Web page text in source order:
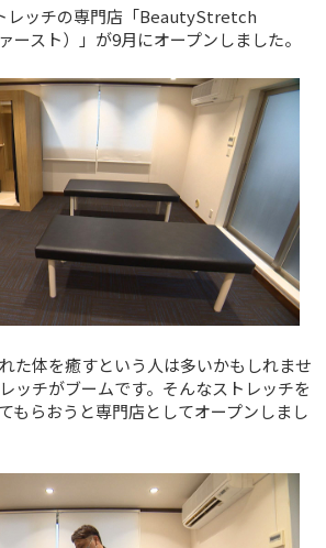
レッチの専門店「BeautyStretch
ースト）」が9月にオープンしました。
た体を癒すという人は多いかもしれませ
ッチがブームです。そんなストレッチを
もらおうと専門店としてオープンしまし